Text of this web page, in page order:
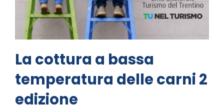
La cottura a bassa
temperatura delle carni 2
edizione